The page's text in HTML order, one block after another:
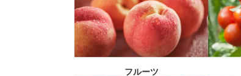
フルーツ